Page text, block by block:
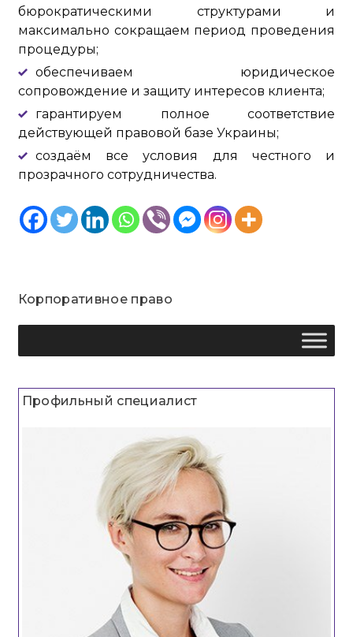
бюрократическими структурами и
максимально сокращаем период проведения
процедуры;
обеспечиваем юридическое
сопровождение и защиту интересов клиента;
гарантируем полное соответствие
действующей правовой базе Украины;
создаём все условия для честного и
прозрачного сотрудничества.
Корпоративное право
Профильный специалист